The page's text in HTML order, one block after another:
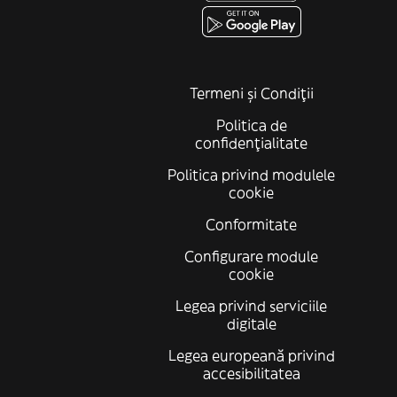
Termeni și Condiții
Politica de
confidenţialitate
Politica privind modulele
cookie
Conformitate
Configurare module
cookie
Legea privind serviciile
digitale
Legea europeană privind
accesibilitatea